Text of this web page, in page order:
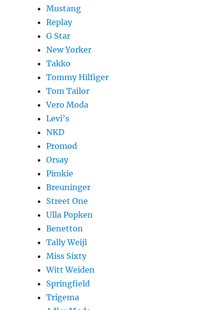
Mustang
Replay
G Star
New Yorker
Takko
Tommy Hilfiger
Tom Tailor
Vero Moda
Levi’s
NKD
Promod
Orsay
Pimkie
Breuninger
Street One
Ulla Popken
Benetton
Tally Weijl
Miss Sixty
Witt Weiden
Springfield
Trigema